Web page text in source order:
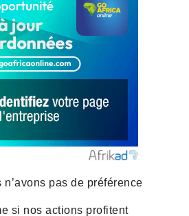
n’avons pas de préférence
si nos actions profitent